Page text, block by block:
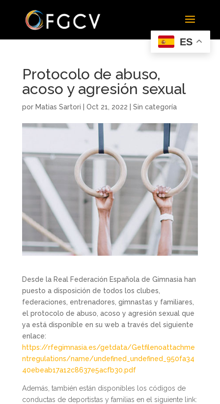
Protocolo de abuso,
acoso y agresión sexual
por Matias Sartori Oct 21, 2022 Sin categoría
Desde la Real Federación Española de Gimnasia han
puesto a disposición de todos los clubes,
federaciones, entrenadores, gimnastas y familiares,
el protocolo de abuso, acoso y agresión sexual que
ya está disponible en su web a través del siguiente
enlace:
https://rfegimnasia.es/getdata/Getfilenoattachme
ntregulations/name/undefined_undefined_950fa34
40ebeab17a12c8637e5acfb30.pdf
Además, también están disponibles los códigos de
conductas de deportistas y familias en el siguiente link:
ES